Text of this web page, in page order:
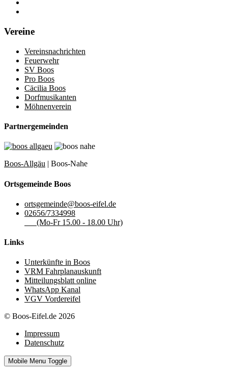
Vereine
Vereinsnachrichten
Feuerwehr
SV Boos
Pro Boos
Cäcilia Boos
Dorfmusikanten
Möhnenverein
Partnergemeinden
Boos-Allgäu | Boos-Nahe
Ortsgemeinde Boos
ortsgemeinde@boos-eifel.de
02656/7334998
(Mo-Fr 15.00 - 18.00 Uhr)
Links
Unterkünfte in Boos
VRM Fahrplanauskunft
Mitteilungsblatt online
WhatsApp Kanal
VGV Vordereifel
© Boos-Eifel.de 2026
Impressum
Datenschutz
Mobile Menu Toggle